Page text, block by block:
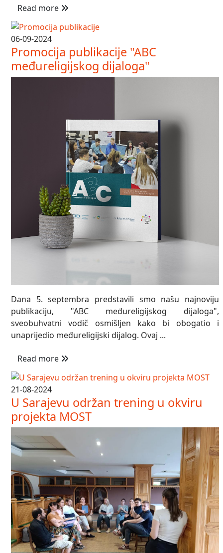
Read more
06-09-2024
Promocija publikacije "ABC
međureligijskog dijaloga"
Dana 5. septembra predstavili smo našu najnoviju
publikaciju, "ABC međureligijskog dijaloga",
sveobuhvatni vodič osmišljen kako bi obogatio i
unaprijedio međureligijski dijalog. Ovaj ...
Read more
21-08-2024
U Sarajevu održan trening u okviru
projekta MOST